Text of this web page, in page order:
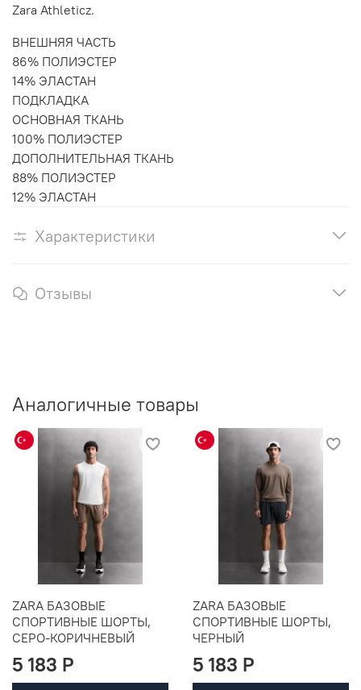
Zara Athleticz.
ВНЕШНЯЯ ЧАСТЬ
86% ПОЛИЭСТЕР
14% ЭЛАСТАН
ПОДКЛАДКА
ОСНОВНАЯ ТКАНЬ
100% ПОЛИЭСТЕР
ДОПОЛНИТЕЛЬНАЯ ТКАНЬ
88% ПОЛИЭСТЕР
12% ЭЛАСТАН
Характеристики
Отзывы
Аналогичные товары
ZARA БАЗОВЫЕ
СПОРТИВНЫЕ ШОРТЫ,
СЕРО-КОРИЧНЕВЫЙ
5 183 P
ZARA БАЗОВЫЕ
СПОРТИВНЫЕ ШОРТЫ,
ЧЕРНЫЙ
5 183 P